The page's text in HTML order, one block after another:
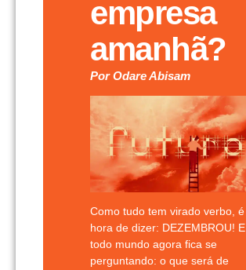
empresa
amanhã?
Por Odare Abisam
Como tudo tem virado verbo, é
hora de dizer: DEZEMBROU! E
todo mundo agora fica se
perguntando: o que será de